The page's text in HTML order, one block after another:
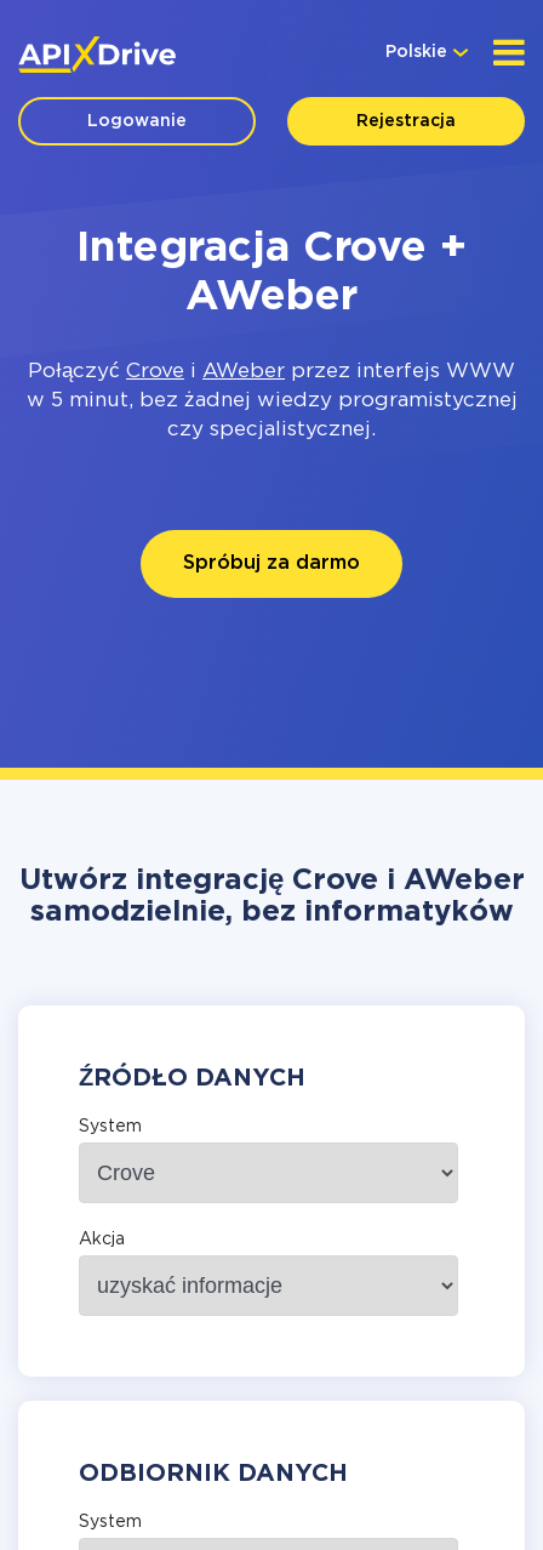
Polskie
Logowanie Rejestracja
Integracja Crove +
AWeber
Połączyć Crove i AWeber przez interfejs WWW
w 5 minut, bez żadnej wiedzy programistycznej
czy specjalistycznej.
Spróbuj za darmo
Utwórz integrację Crove i AWeber
samodzielnie, bez informatyków
ŹRÓDŁO DANYCH
System
Akcja
ODBIORNIK DANYCH
System